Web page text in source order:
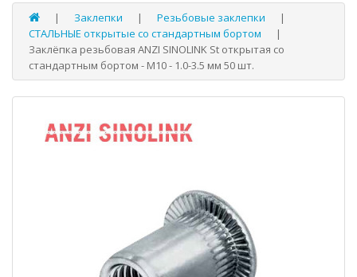
Заклепки
Резьбовые заклепки
СТАЛЬНЫЕ открытые со стандартным бортом
Заклёпка резьбовая ANZI SINOLINK St открытая со
стандартным бортом - М10 - 1.0-3.5 мм 50 шт.